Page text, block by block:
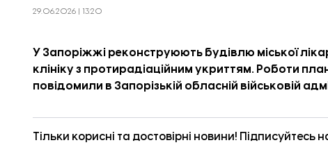
29.06.2026 | 13:20
У Запоріжжі реконструюють будівлю міської
клініку з протирадіаційним укриттям. Роботи
повідомили в Запорізькій обласній військовій
Тільки корисні та достовірні новини! Підписуйтесь